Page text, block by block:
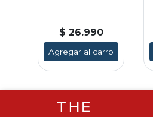
$ 26.990
Agregar al carro